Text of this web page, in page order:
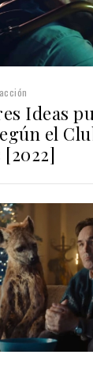
Ideas
el